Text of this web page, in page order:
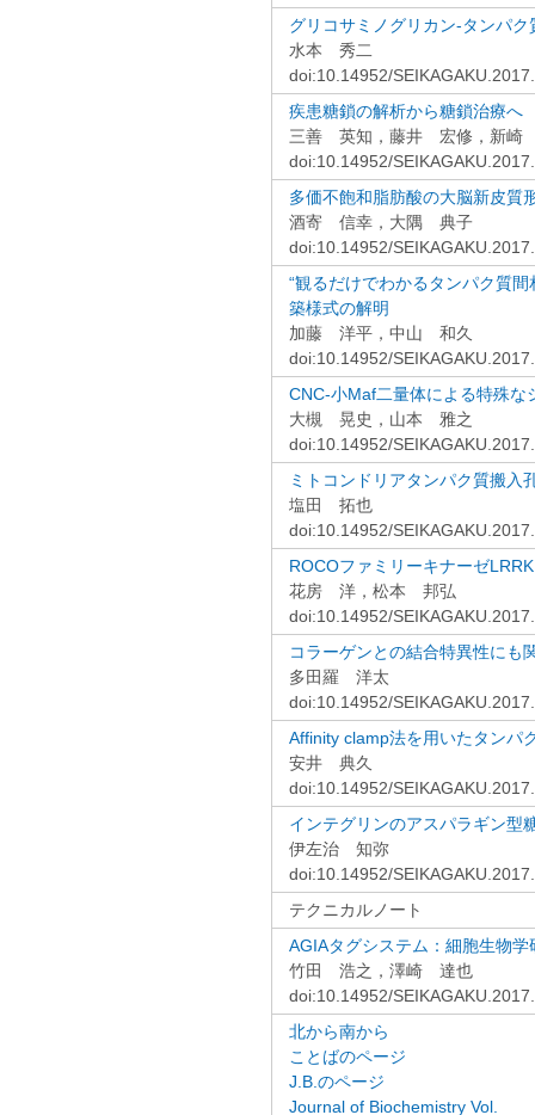
グリコサミノグリカン-タンパ
水本 秀二
doi:10.14952/
疾患糖鎖の解析から糖鎖治療へ
三善 英知，藤井 宏修，新
doi:10.14952/
多価不飽和脂肪酸の大脳新皮質
酒寄 信幸，大隅 典子
doi:10.14952/
“観るだけでわかるタンパク質
築様式の解明
加藤 洋平，中山 和久
doi:10.14952/
CNC-小Maf二量体による特殊な
大槻 晃史，山本 雅之
doi:10.14952/
ミトコンドリアタンパク質搬入
塩田 拓也
doi:10.14952/
ROCOファミリーキナーゼ
花房 洋，松本 邦弘
doi:10.14952/
コラーゲンとの結合特異性にも
多田羅 洋太
doi:10.14952/
Affinity clamp法を用いたタンパ
安井 典久
doi:10.14952/
インテグリンのアスパラギン型
伊左治 知弥
doi:10.14952/
テクニカルノート
AGIAタグシステム：細胞生物
竹田 浩之，澤崎 達也
doi:10.14952/
北から南から
ことばのページ
J.B.のページ
Journal of Biochemistry Vol.